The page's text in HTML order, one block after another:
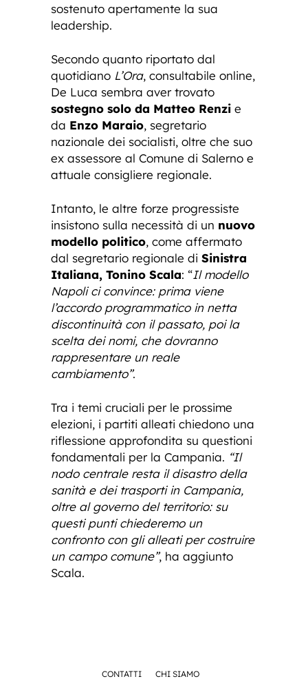
sostenuto apertamente la sua
leadership.
Secondo quanto riportato dal
quotidiano L’Ora, consultabile online,
De Luca sembra aver trovato
sostegno solo da Matteo Renzi e
da Enzo Maraio, segretario
nazionale dei socialisti, oltre che suo
ex assessore al Comune di Salerno e
attuale consigliere regionale.
Intanto, le altre forze progressiste
insistono sulla necessità di un nuovo
modello politico, come affermato
dal segretario regionale di Sinistra
Italiana, Tonino Scala: “Il modello
Napoli ci convince: prima viene
l’accordo programmatico in netta
discontinuità con il passato, poi la
scelta dei nomi, che dovranno
rappresentare un reale
cambiamento”.
Tra i temi cruciali per le prossime
elezioni, i partiti alleati chiedono una
riflessione approfondita su questioni
fondamentali per la Campania. “Il
nodo centrale resta il disastro della
sanità e dei trasporti in Campania,
oltre al governo del territorio: su
questi punti chiederemo un
confronto con gli alleati per costruire
un campo comune”, ha aggiunto
Scala.
CONTATTI CHI SIAMO